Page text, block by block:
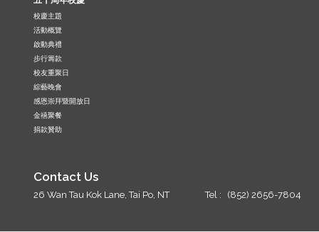
校慶主題
活動概覽
啟動典禮
步行籌款
校友重聚日
綜藝晚會
感恩崇拜暨開放日
金禧聚餐
捐款贊助
Contact Us
26 Wan Tau Kok Lane, Tai Po, NT Tel : (852) 2656-7804